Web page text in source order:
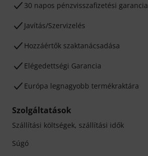
30 napos pénzvisszafizetési garancia
Javítás/Szervizelés
Hozzáértők szaktanácsadása
Elégedettségi Garancia
Európa legnagyobb termékraktára
Szolgáltatások
Szállítási költségek, szállítási idők
Súgó